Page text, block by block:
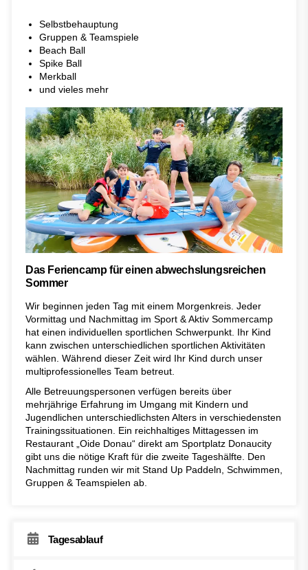
Selbstbehauptung
Gruppen & Teamspiele
Beach Ball
Spike Ball
Merkball
und vieles mehr
Das Feriencamp für einen abwechslungsreichen
Sommer
Wir beginnen jeden Tag mit einem Morgenkreis. Jeder
Vormittag und Nachmittag im Sport & Aktiv Sommercamp
hat einen individuellen sportlichen Schwerpunkt. Ihr Kind
kann zwischen unterschiedlichen sportlichen Aktivitäten
wählen. Während dieser Zeit wird Ihr Kind durch unser
multiprofessionelles Team betreut.
Alle Betreuungspersonen verfügen bereits über
mehrjährige Erfahrung im Umgang mit Kindern und
Jugendlichen unterschiedlichsten Alters in verschiedensten
Trainingssituationen. Ein reichhaltiges Mittagessen im
Restaurant „Oide Donau“ direkt am Sportplatz Donaucity
gibt uns die nötige Kraft für die zweite Tageshälfte. Den
Nachmittag runden wir mit Stand Up Paddeln, Schwimmen,
Gruppen & Teamspielen ab.
Tagesablauf